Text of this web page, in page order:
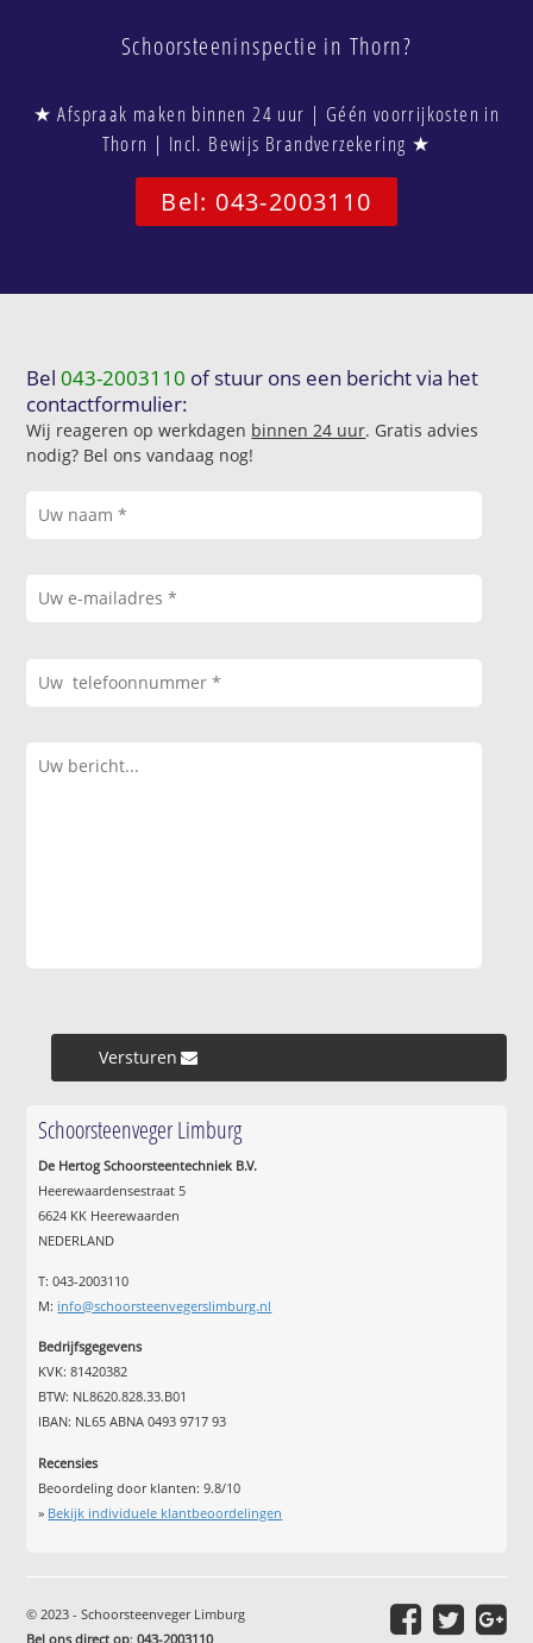
Schoorsteeninspectie in Thorn?
★ Afspraak maken binnen 24 uur | Géén voorrijkosten in
Thorn | Incl. Bewijs Brandverzekering ★
Bel: 043-2003110
Bel043-2003110 of stuur ons een bericht via het
contactformulier:
Wij reageren op werkdagen binnen 24 uur. Gratis advies
nodig? Bel ons vandaag nog!
Versturen »
Schoorsteenveger Limburg
De Hertog Schoorsteentechniek B.V.
Heerewaardensestraat 5
6624 KK Heerewaarden
NEDERLAND
T: 043-2003110
M: info@schoorsteenvegerslimburg.nl
Bedrijfsgegevens
KVK: 81420382
BTW: NL8620.828.33.B01
IBAN: NL65 ABNA 0493 9717 93
Recensies
Beoordeling door klanten:9.8/10
» Bekijk individuele klantbeoordelingen
© 2023 - Schoorsteenveger Limburg
Bel ons direct op:043-2003110